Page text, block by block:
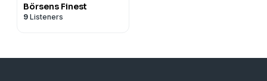
Börsens Finest
9 Listeners